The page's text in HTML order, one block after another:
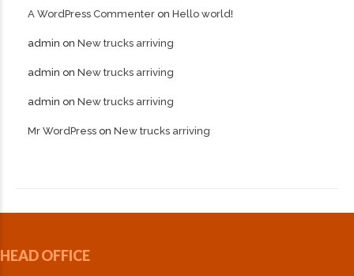
A WordPress Commenter on Hello world!
admin on New trucks arriving
admin on New trucks arriving
admin on New trucks arriving
Mr WordPress on New trucks arriving
HEAD OFFICE